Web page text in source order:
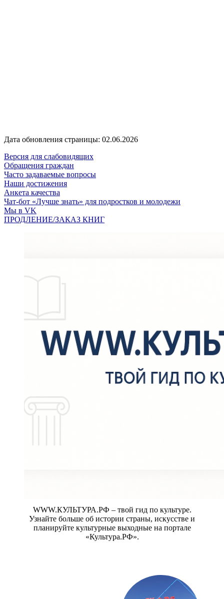
Дата обновления страницы: 02.06.2026
Версия для слабовидящих
Обращения граждан
Часто задаваемые вопросы
Наши достижения
Анкета качества
Чат-бот «Лучше знать» для подростков и молодежи
Мы в VK
ПРОДЛЕНИЕ/ЗАКАЗ КНИГ
WWW.КУЛЬТУРА.РФ – твой гид по культуре.
Узнайте больше об истории страны, искусстве и
планируйте культурные выходные на портале
«Культура.РФ».